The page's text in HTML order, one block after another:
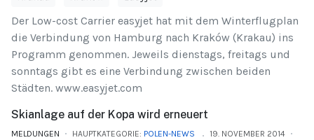
Der Low-cost Carrier easyjet hat mit dem Winterflugplan
die Verbindung von Hamburg nach Kraków (Krakau) ins
Programm genommen. Jeweils dienstags, freitags und
sonntags gibt es eine Verbindung zwischen beiden
Städten. www.easyjet.com
Skianlage auf der Kopa wird erneuert
MELDUNGEN HAUPTKATEGORIE: POLEN-NEWS
19. NOVEMBER 2014